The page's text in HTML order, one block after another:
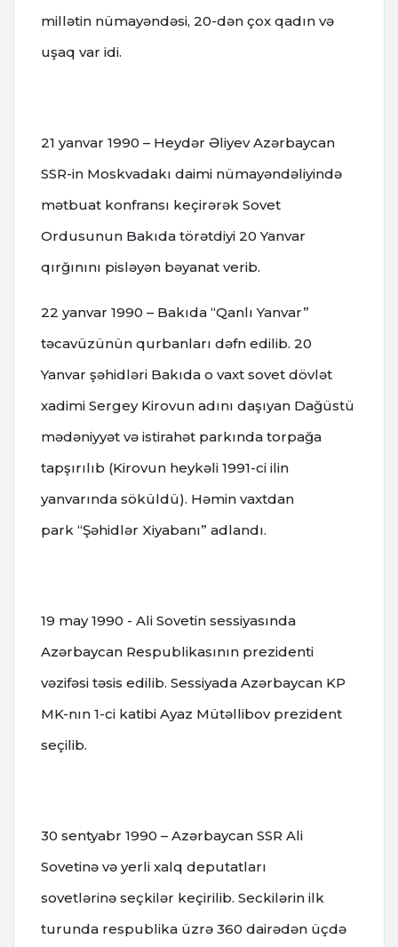
millətin nümayəndəsi, 20-dən çox qadın və
uşaq var idi.
21 yanvar 1990 – Heydər Əliyev Azərbaycan
SSR-in Moskvadakı daimi nümayəndəliyində
mətbuat konfransı keçirərək Sovet
Ordusunun Bakıda törətdiyi 20 Yanvar
qırğınını pisləyən bəyanat verib.
22 yanvar 1990 – Bakıda “Qanlı Yanvar”
təcavüzünün qurbanları dəfn edilib. 20
Yanvar şəhidləri Bakıda o vaxt sovet dövlət
xadimi Sergey Kirovun adını daşıyan Dağüstü
mədəniyyət və istirahət parkında torpağa
tapşırılıb (Kirovun heykəli 1991-ci ilin
yanvarında söküldü). Həmin vaxtdan
park “Şəhidlər Xiyabanı” adlandı.
19 may 1990 - Ali Sovetin sessiyasında
Azərbaycan Respublikasının prezidenti
vəzifəsi təsis edilib. Sessiyada Azərbaycan KP
MK-nın 1-ci katibi Ayaz Mütəllibov prezident
seçilib.
30 sentyabr 1990 – Azərbaycan SSR Ali
Sovetinə və yerli xalq deputatları
sovetlərinə seçkilər keçirilib. Seckilərin ilk
turunda respublika üzrə 360 dairədən üçdə